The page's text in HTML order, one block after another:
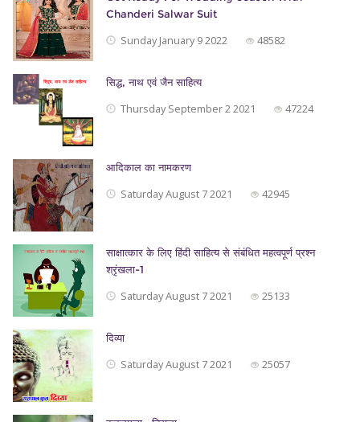
Chanderi Salwar Suit
Sunday January 9 2022 48582
सिद्ध, नाथ एवं जैन साहित्‍य
Thursday September 2 2021 47224
आदिकाल का नामकरण
Saturday August 7 2021 42945
साक्षात्कार के लिए हिंदी साहित्य से संबंधित महत्वपूर्ण प्रश्न
श्रृंखला-1
Saturday August 7 2021 25133
दिव्या
Saturday August 7 2021 25057